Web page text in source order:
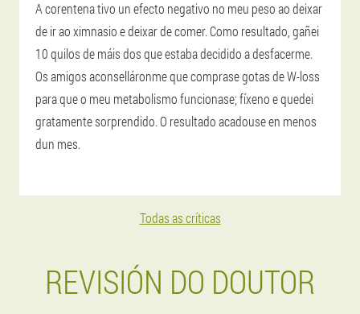
A corentena tivo un efecto negativo no meu peso ao deixar
de ir ao ximnasio e deixar de comer. Como resultado, gañei
10 quilos de máis dos que estaba decidido a desfacerme.
Os amigos aconselláronme que comprase gotas de W-loss
para que o meu metabolismo funcionase; fíxeno e quedei
gratamente sorprendido. O resultado acadouse en menos
dun mes.
Todas as críticas
REVISIÓN DO DOUTOR